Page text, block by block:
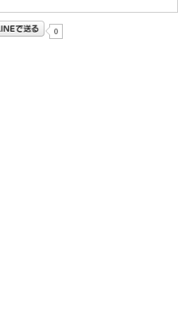
0